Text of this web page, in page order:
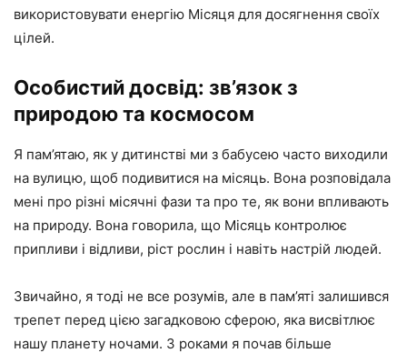
використовувати енергію Місяця для досягнення своїх
цілей.
Особистий досвід: зв’язок з
природою та космосом
Я пам’ятаю, як у дитинстві ми з бабусею часто виходили
на вулицю, щоб подивитися на місяць. Вона розповідала
мені про різні місячні фази та про те, як вони впливають
на природу. Вона говорила, що Місяць контролює
припливи і відливи, ріст рослин і навіть настрій людей.
Звичайно, я тоді не все розумів, але в пам’яті залишився
трепет перед цією загадковою сферою, яка висвітлює
нашу планету ночами. З роками я почав більше